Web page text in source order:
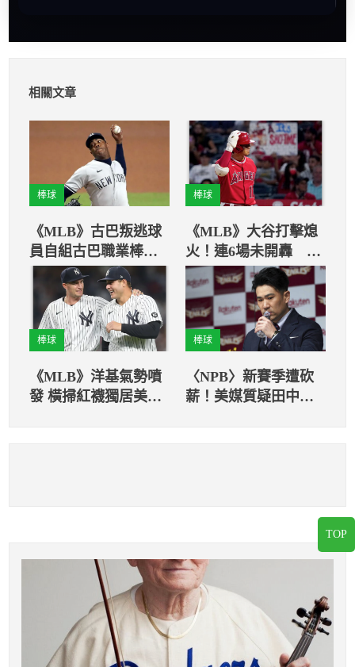
相關文章
棒球
《MLB》古巴叛逃球
員自組古巴職業棒球
運動員協會 要打造一
支更強的古巴國家隊
棒球
《MLB》大谷打擊熄
火！連6場未開轟 皇
家重砲第47轟當全壘
打王
棒球
《MLB》洋基氣勢噴
發 橫掃紅襪獨居美聯
棒球
〈NPB〉新賽季遭砍
薪！美媒質疑田中將
TOP